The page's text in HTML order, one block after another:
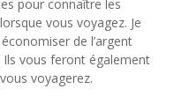
pour connaître les
vous voyagez. Je
de l’argent
vous feront également
voyagerez.